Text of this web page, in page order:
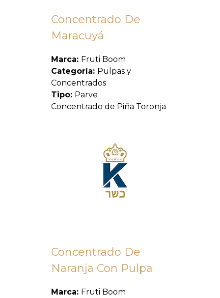
Concentrado De
Maracuyá
Marca: Fruti Boom
Categoría: Pulpas y
Concentrados
Tipo: Parve
Concentrado de Piña Toronja
Concentrado De
Naranja Con Pulpa
Marca: Fruti Boom